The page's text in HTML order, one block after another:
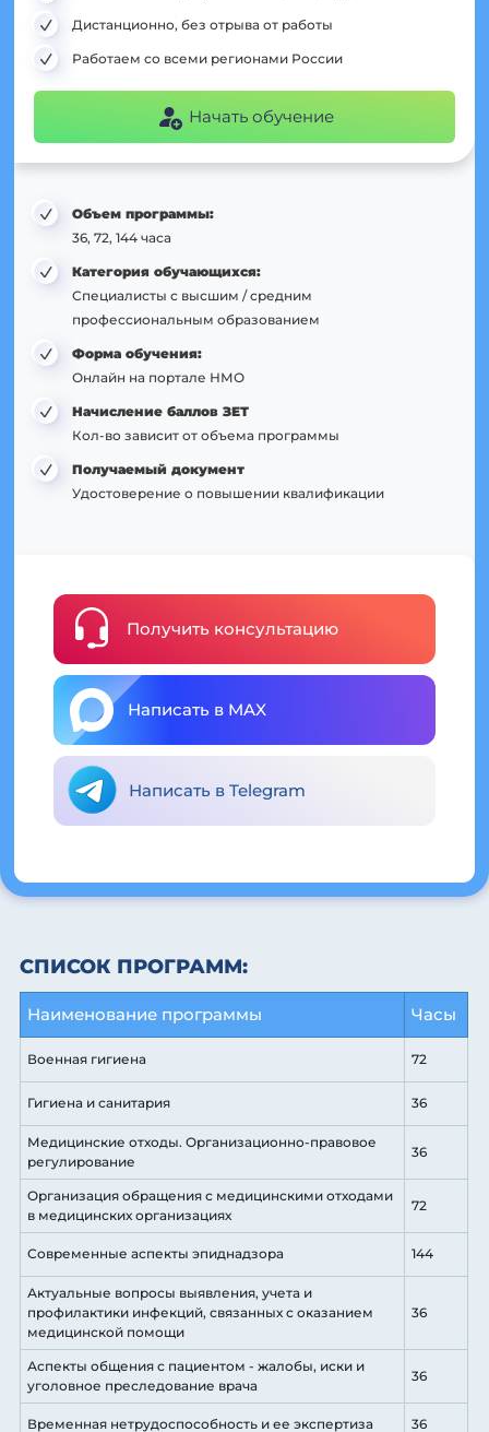
Дистанционно, без отрыва от работы
Работаем со всеми регионами России
Начать обучение
Объем программы:
36, 72, 144 часа
Категория обучающихся:
Специалисты с высшим / средним
профессиональным образованием
Форма обучения:
Онлайн на портале НМО
Начисление баллов ЗЕТ
Кол-во зависит от объема программы
Получаемый документ
Удостоверение о повышении квалификации
Получить консультацию
Написать в MAX
Написать в Telegram
СПИСОК ПРОГРАММ:
Наименование программы Часы
Военная гигиена 72
Гигиена и санитария 36
Медицинские отходы. Организационно-правовое
регулирование
36
Организация обращения с медицинскими отходами
в медицинских организациях
72
Современные аспекты эпиднадзора 144
Актуальные вопросы выявления, учета и
профилактики инфекций, связанных с оказанием
медицинской помощи
36
Аспекты общения с пациентом - жалобы, иски и
уголовное преследование врача
36
Временная нетрудоспособность и ее экспертиза 36